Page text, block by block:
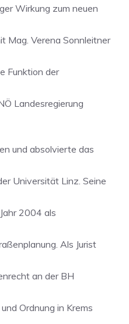
Wirkung zum neuen
Mag. Verena Sonnleitner
Funktion der
Landesregierung
und absolvierte das
Universität Linz. Seine
2004 als
Als Jurist
an der BH
Ordnung in Krems